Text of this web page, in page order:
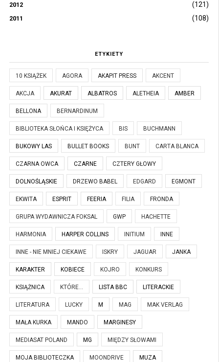
2012 (121)
2011 (108)
ETYKIETY
10 KSIĄŻEK AGORA AKAPIT PRESS AKCENT
AKCJA AKURAT ALBATROS ALETHEIA AMBER
BELLONA BERNARDINUM
BIBLIOTEKA SŁOŃCA I KSIĘŻYCA BIS BUCHMANN
BUKOWY LAS BULLET BOOKS BUNT CARTA BLANCA
CZARNA OWCA CZARNE CZTERY GŁOWY
DOLNOŚLĄSKIE DRZEWO BABEL EDGARD EGMONT
EKWITA ESPRIT FEERIA FILIA FRONDA
GRUPA WYDAWNICZA FOKSAL GWP HACHETTE
HARMONIA HARPER COLLINS INITIUM INNE
INNE - NIE MNIEJ CIEKAWE ISKRY JAGUAR JANKA
KARAKTER KOBIECE KOJRO KONKURS
KSIĄŻNICA KTÓRE... LISTA BBC LITERACKIE
LITERATURA LUCKY M MAG MAK VERLAG
MAŁA KURKA MANDO MARGINESY
MEDIASAT POLAND MG MIĘDZY SŁOWAMI
MOJA BIBLIOTECZKA MOONDRIVE MUZA